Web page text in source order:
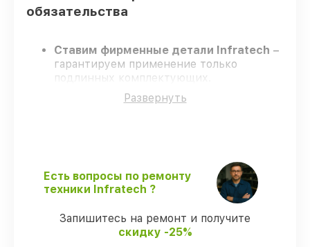
обязательства
Ставим фирменные детали Infratech –
гарантируем применение только
подлинных комплектующих.
Сертифицированные инженеры
проходят постоянное обучение, что
оптического прицела Infratech IT-106DP
в оговоренные сроки.
– все
ремонтные услуги и комплектующие
защищены сервисной гарантией.
Развернуть
Есть вопросы по ремонту
техники Infratech ?
Запишитесь на ремонт и получите
скидку -25%